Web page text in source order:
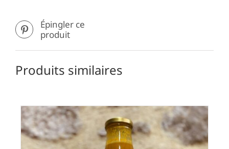
Épingler ce
produit
Produits similaires